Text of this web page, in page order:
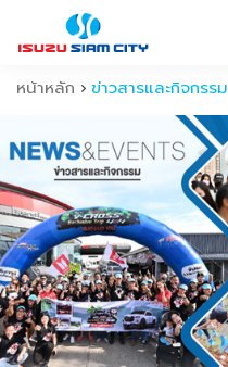
หน้าหลัก ข่าวสารและกิจกรรม